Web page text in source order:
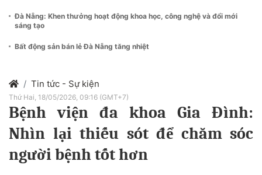
Đà Nẵng: Khen thưởng hoạt động khoa học, công nghệ và đổi mới
sáng tạo
Bất động sản bán lẻ Đà Nẵng tăng nhiệt
Tin tức - Sự kiện
Thứ Hai, 18/05/2026, 09:16 (GMT+7)
Bệnh viện đa khoa Gia Đình:
Nhìn lại thiếu sót để chăm sóc
người bệnh tốt hơn